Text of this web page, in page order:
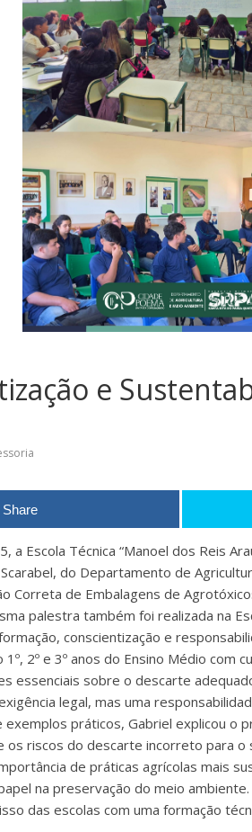
e
Share
a Escola Técnica “Manoel dos Reis
do Departamento de
Correta de Embalagens de
palestra também foi realizada na
conscientização e
2º e 3º anos do Ensino Médio com
essenciais sobre o descarte
legal, mas uma
exemplos práticos, Gabriel explicou o
riscos do descarte incorreto para o
de práticas agrícolas mais
na preservação do meio ambiente.
das escolas com uma formação